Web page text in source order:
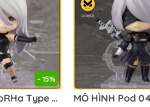
- 15%
MÔ HÌNH YoRHa Type A No.2 - NieR: Automata - Nendoroid (#1656) (Good Smile Company) FIGURE CHÍNH HÃNG